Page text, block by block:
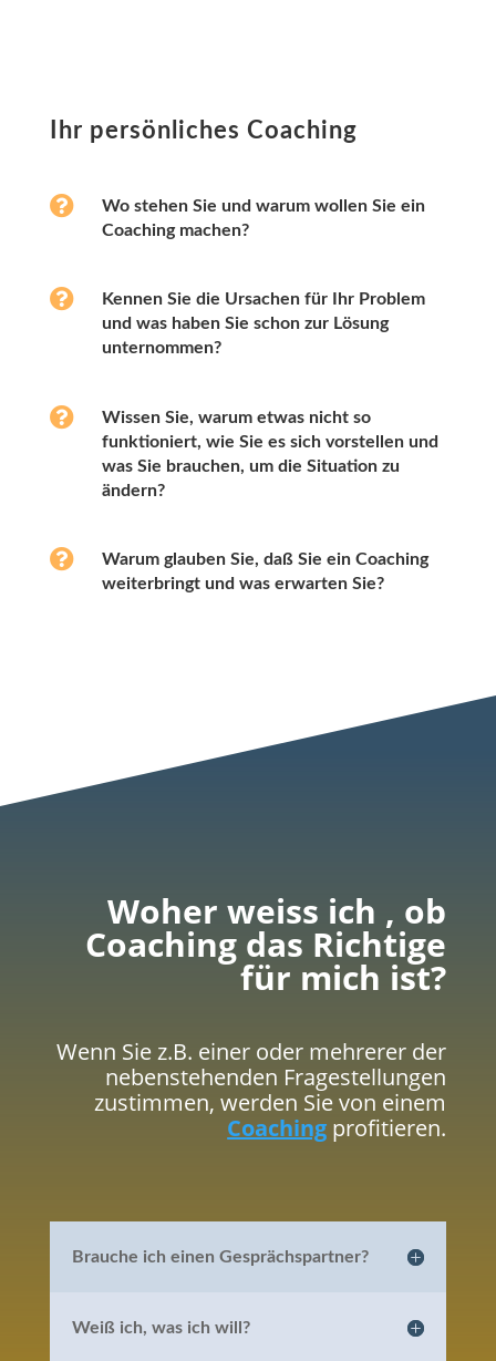
Ihr persönliches Coaching

Wo stehen Sie und warum wollen Sie ein
Coaching machen?

Kennen Sie die Ursachen für Ihr Problem
und was haben Sie schon zur Lösung
unternommen?

Wissen Sie, warum etwas nicht so
funktioniert, wie Sie es sich vorstellen und
was Sie brauchen, um die Situation zu
ändern?

Warum glauben Sie, daß Sie ein Coaching
weiterbringt und was erwarten Sie?
Woher weiss ich , ob
Coaching das Richtige
für mich ist?
Wenn Sie z.B. einer oder mehrerer der
nebenstehenden Fragestellungen
zustimmen, werden Sie von einem
Coaching profitieren.
Brauche ich einen Gesprächspartner?
Weiß ich, was ich will?